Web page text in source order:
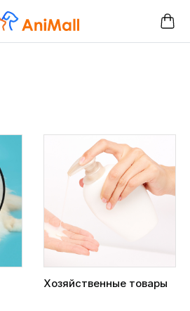
Хозяйственные товары